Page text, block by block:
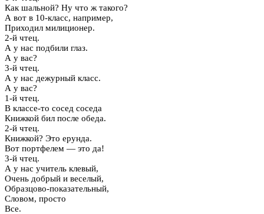
Как шальной? Ну что ж такого?
А вот в 10-класс, например,
Приходил милиционер.
2-й чтец.
А у нас подбили глаз.
А у вас?
3-й чтец.
А у нас дежурный класс.
А у вас?
1-й чтец.
В классе-то сосед соседа
Книжкой бил после обеда.
2-й чтец.
Книжкой? Это ерунда.
Вот портфелем — это да!
3-й чтец.
А у нас учитель клевый,
Очень добрый и веселый,
Образцово-показательный,
Словом, просто
Все.